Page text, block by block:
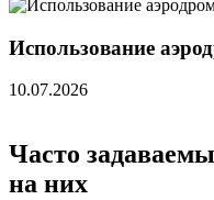
Использование
10.07.2026
Часто
на них